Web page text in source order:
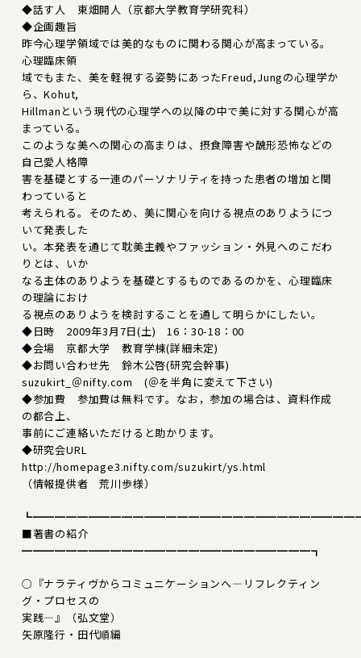
◆話す人 東畑開人（京都大学教育学研究科）
◆企画趣旨
昨今心理学領域では美的なものに関わる関心が高まっている。
心理臨床領
域でもまた、美を軽視する姿勢にあったFreud,Jungの心理学か
ら、Kohut,
Hillmanという現代の心理学への以降の中で美に対する関心が高
まっている。
このような美への関心の高まりは、摂食障害や醜形恐怖などの
自己愛人格障
害を基礎とする一連のパーソナリティを持った患者の増加と関
わっていると
考えられる。そのため、美に関心を向ける視点のありようにつ
いて発表した
い。本発表を通じて耽美主義やファッション・外見へのこだわ
りとは、いか
なる主体のありようを基礎とするものであるのかを、心理臨床
の理論におけ
る視点のありようを検討することを通して明らかにしたい。
◆日時 2009年3月7日(土) 16：30-18：00
◆会場 京都大学 教育学棟(詳細未定)
◆お問い合わせ先 鈴木公啓(研究会幹事)
suzukirt_＠nifty.com (＠を半角に変えて下さい)
◆参加費 参加費は無料です。なお，参加の場合は、資料作成
の都合上、
事前にご連絡いただけると助かります。
◆研究会URL
http://homepage3.nifty.com/suzukirt/ys.html
（情報提供者 荒川歩様）
■著書の紹介
━━━━━━━━━━━━━━━━━━━━━━━━━━┓
○『ナラティヴからコミュニケーションへ―リフレクティン
グ・プロセスの
実践―』（弘文堂）
矢原隆行・田代順編